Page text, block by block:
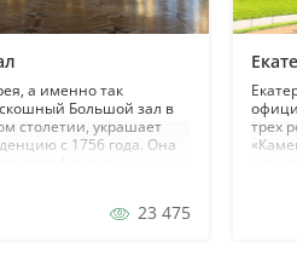
23 475
а именно так
Большой зал в
столетии, украшает
с 1756 года. Она
года. Площадь
трех